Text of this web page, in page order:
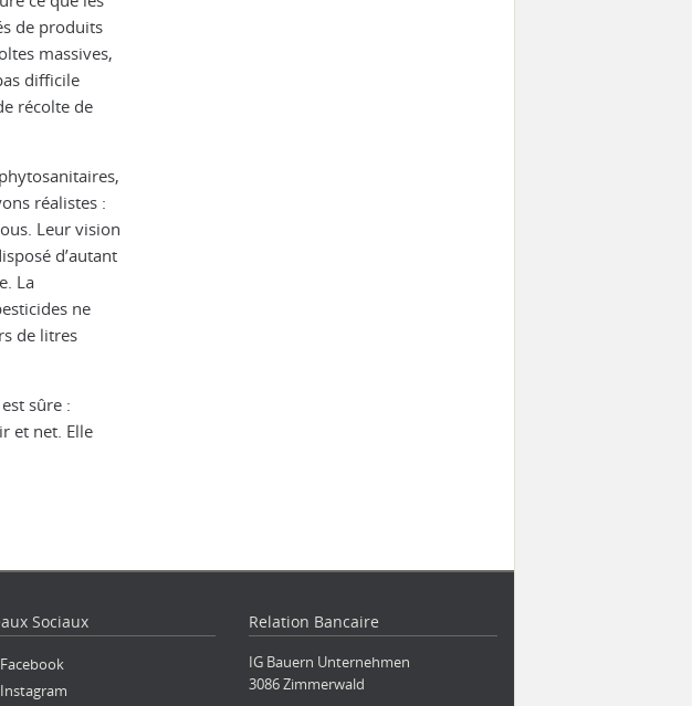
de produits
massives,
difficile
récolte de
réalistes :
Leur vision
d’autant
La
ne
de litres
sûre :
et net. Elle
Sociaux
Facebook
Instagram
Relation Bancaire
IG Bauern Unternehmen
3086 Zimmerwald